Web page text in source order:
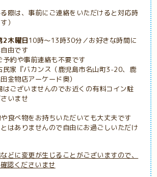
際は、事前にご連絡をいただけると対応時
）
2木曜日10時～13時30分／お好きな時間に
由です
予約や事前連絡も不要です
民家『バカンス（鹿児島市名山町3-20、鹿
金物店アーケード奥）
はございませんのでお近くの有料コイン駐
いませ
食べ物をお持ちいただいても大丈夫です
はありませんので自由にお過ごしいただけ
どに変更が生じることがございますので、
認くださいませ